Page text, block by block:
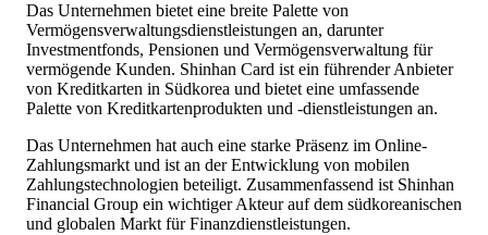
Das Unternehmen bietet eine breite Palette von
Vermögensverwaltungsdienstleistungen an, darunter
Investmentfonds, Pensionen und Vermögensverwaltung für
vermögende Kunden. Shinhan Card ist ein führender Anbieter
von Kreditkarten in Südkorea und bietet eine umfassende
Palette von Kreditkartenprodukten und -dienstleistungen an.
Das Unternehmen hat auch eine starke Präsenz im Online-
Zahlungsmarkt und ist an der Entwicklung von mobilen
Zahlungstechnologien beteiligt. Zusammenfassend ist Shinhan
Financial Group ein wichtiger Akteur auf dem südkoreanischen
und globalen Markt für Finanzdienstleistungen.